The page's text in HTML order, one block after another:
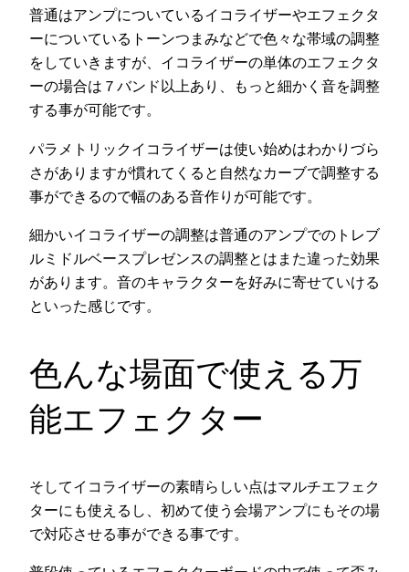
普通はアンプについているイコライザーやエフェクタ
ーについているトーンつまみなどで色々な帯域の調整
をしていきますが、イコライザーの単体のエフェクタ
ーの場合は７バンド以上あり、もっと細かく音を調整
する事が可能です。
パラメトリックイコライザーは使い始めはわかりづら
さがありますが慣れてくると自然なカーブで調整する
事ができるので幅のある音作りが可能です。
細かいイコライザーの調整は普通のアンプでのトレブ
ルミドルベースプレゼンスの調整とはまた違った効果
があります。音のキャラクターを好みに寄せていける
といった感じです。
色んな場面で使える万
能エフェクター
そしてイコライザーの素晴らしい点はマルチエフェク
ターにも使えるし、初めて使う会場アンプにもその場
で対応させる事ができる事です。